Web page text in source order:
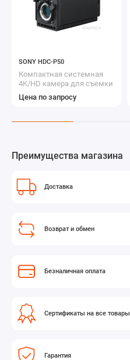
SONY HDC-P50
Компактная системная
4K/HD камера для съемки
от первого лица
Цена по запросу
Преимущества магазина
Доставка
Возврат и обмен
Безналичная оплата
Сертификаты на все товары
Гарантия